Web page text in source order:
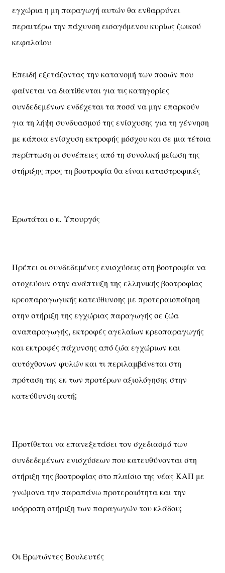
εγχώρια η μη παραγωγή αυτών θα ενθαρρύνει
περαιτέρω την πάχυνση εισαγόμενου κυρίως ζωικού
κεφαλαίου
Επειδή εξετάζοντας την κατανομή των ποσών που
φαίνεται να διατίθενται για τις κατηγορίες
συνδεδεμένων ενδέχεται τα ποσά να μην επαρκούν
για τη λήψη συνδυασμού της ενίσχυσης για τη γέννηση
με κάποια ενίσχυση εκτροφής μόσχου και σε μια τέτοια
περίπτωση οι συνέπειες από τη συνολική μείωση της
στήριξης προς τη βοοτροφία θα είναι καταστροφικές
Ερωτάται ο κ. Υπουργός
Πρέπει οι συνδεδεμένες ενισχύσεις στη βοοτροφία να
στοχεύουν στην ανάπτυξη της ελληνικής βοοτροφίας
κρεοπαραγωγικής κατεύθυνσης με προτεραιοποίηση
στην στήριξη της εγχώριας παραγωγής σε ζώα
αναπαραγωγής, εκτροφές αγελαίων κρεοπαραγωγής
και εκτροφές πάχυνσης από ζώα εγχώριων και
αυτόχθονων φυλών και τι περιλαμβάνεται στη
πρόταση της εκ των προτέρων αξιολόγησης στην
κατεύθυνση αυτή;
Προτίθεται να επανεξετάσει τον σχεδιασμό των
συνδεδεμένων ενισχύσεων που κατευθύνονται στη
στήριξη της βοοτροφίας στο πλαίσιο της νέας ΚΑΠ με
γνώμονα την παραπάνω προτεραιότητα και την
ισόρροπη στήριξη των παραγωγών του κλάδου;
Οι Ερωτώντες Βουλευτές